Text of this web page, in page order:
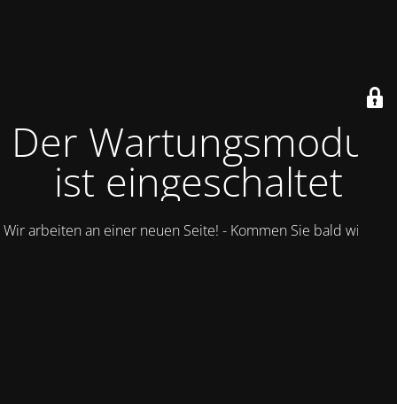
Der Wartungsmodus
ist eingeschaltet
Wir arbeiten an einer neuen Seite! - Kommen Sie bald wieder.